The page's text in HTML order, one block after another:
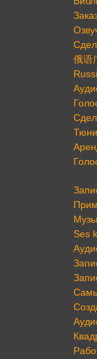
俄语
Ses